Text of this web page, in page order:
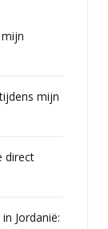
mijn
direct
Jordanië: